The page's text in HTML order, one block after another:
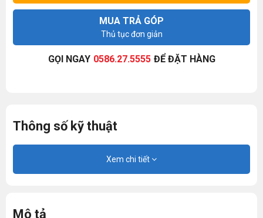
MUA TRẢ GÓP
Thủ tục đơn giản
GỌI NGAY 0586.27.5555 ĐỂ ĐẶT HÀNG
Mô tả
Thông số kỹ thuật
Xem chi tiết